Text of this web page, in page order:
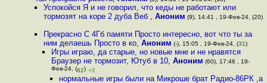
Успокойся Я и не говорил, что кеды не работают или
тормозят на коре 2 дуба Веб , Аноним (9), 14:41 , 19-Фев-24, (20)
Прекрасно С 4Гб памяти Просто интересно, вот что ты за
ним делаешь Просто в ко, Аноним (-), 15:05 , 19-Фев-24, (31)
Игры играю, да старые, но новые мне и не нравятся
Браузер не тормозит, Ютуб в 10, Аноним (60), 17:46 , 19-
Фев-24, (62) +2
нормальные игры были на Микроше брат Радио-86РК ,а